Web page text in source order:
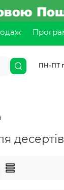
ПН-ПТ